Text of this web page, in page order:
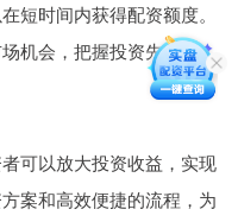
短时间内获得配资额度。
机会，把握投资先机。
可以放大投资收益，实现
案和高效便捷的流程，为